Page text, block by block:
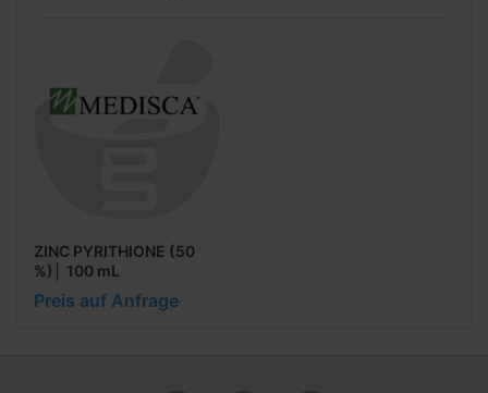
ZINC PYRITHIONE (50
%)│ 100 mL
Preis auf Anfrage